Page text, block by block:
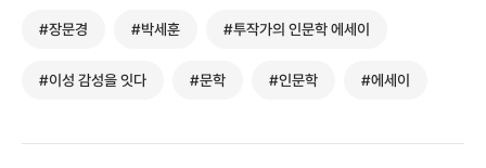
#장문경 #박세훈 #투작가의 인문학 에세이
#이성 감성을 잇다 #문학 #인문학 #에세이